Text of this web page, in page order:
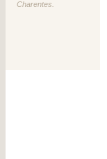
Charentes.